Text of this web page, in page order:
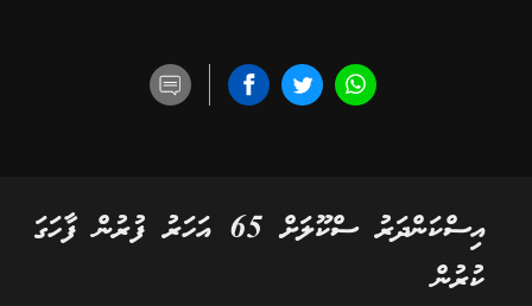
އިސްކަންދަރު ސްކޫލަށް 65 އަހަރު ފުރުން ފާހަގަ
ކުރުން